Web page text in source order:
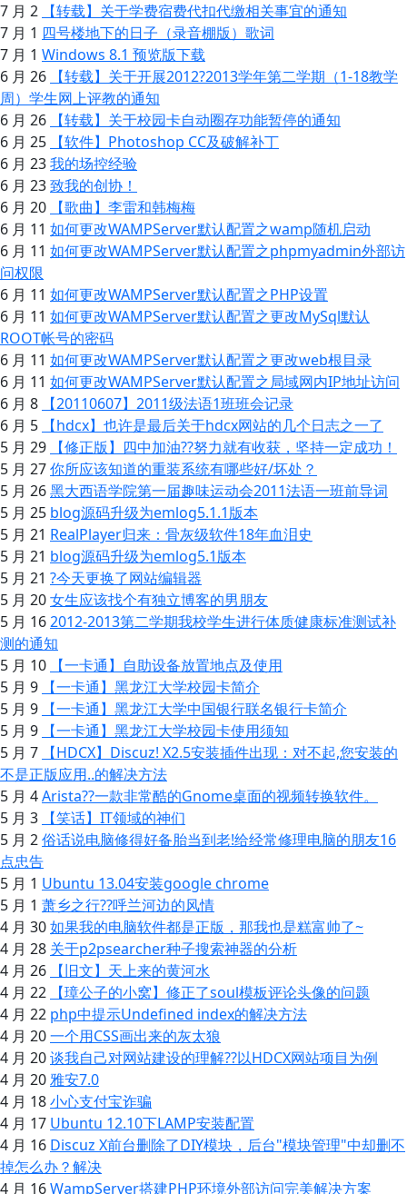
7 月 2
【转载】关于学费宿费代扣代缴相关事宜的通知
7 月 1 四号楼地下的日子（录音棚版）歌词
7 月 1 Windows 8.1 预览版下载
6 月 26
【转载】关于开展2012?2013学年第二学期（1-18教学
周）学生网上评教的通知
6 月 26
【转载】关于校园卡自动圈存功能暂停的通知
6 月 25
【软件】Photoshop CC及破解补丁
6 月 23我的场控经验
6 月 23致我的创协！
6 月 20
【歌曲】李雷和韩梅梅
6 月 11 如何更改WAMPServer默认配置之wamp随机启动
6 月 11 如何更改WAMPServer默认配置之phpmyadmin外部访
问权限
6 月 11 如何更改WAMPServer默认配置之PHP设置
6 月 11 如何更改WAMPServer默认配置之更改MySql默认
ROOT帐号的密码
6 月 11 如何更改WAMPServer默认配置之更改web根目录
6 月 11 如何更改WAMPServer默认配置之局域网内IP地址访问
6 月 8
【20110607】2011级法语1班班会记录
6 月 5
【hdcx】也许是最后关于hdcx网站的几个日志之一了
5 月 29
【修正版】四中加油??努力就有收获，坚持一定成功！
5 月 27你所应该知道的重装系统有哪些好/坏处？
5 月 26黑大西语学院第一届趣味运动会2011法语一班前导词
5 月 25 blog源码升级为emlog5.1.1版本
5 月 21 RealPlayer归来：骨灰级软件18年血泪史
5 月 21 blog源码升级为emlog5.1版本
5 月 21 ?今天更换了网站编辑器
5 月 20女生应该找个有独立博客的男朋友
5 月 162012-2013第二学期我校学生进行体质健康标准测试补
测的通知
5 月 10
【一卡通】自助设备放置地点及使用
5 月 9
【一卡通】黑龙江大学校园卡简介
5 月 9
【一卡通】黑龙江大学中国银行联名银行卡简介
5 月 9
【一卡通】黑龙江大学校园卡使用须知
5 月 7
【HDCX】Discuz! X2.5安装插件出现：对不起,您安装的
不是正版应用..的解决方法
5 月 4Arista??一款非常酷的Gnome桌面的视频转换软件。
5 月 3
【笑话】IT领域的神们
5 月 2俗话说电脑修得好备胎当到老!给经常修理电脑的朋友16
点忠告
5 月 1 Ubuntu 13.04安装google chrome
5 月 1 萧乡之行??呼兰河边的风情
4 月 30如果我的电脑软件都是正版，那我也是糕富帅了~
4 月 28 关于p2psearcher种子搜索神器的分析
4 月 26
【旧文】天上来的黄河水
4 月 22
【璋公子的小窝】修正了soul模板评论头像的问题
4 月 22 php中提示Undefined index的解决方法
4 月 20一个用CSS画出来的灰太狼
4 月 20谈我自己对网站建设的理解??以HDCX网站项目为例
4 月 20雅安7.0
4 月 18小心支付宝诈骗
4 月 17 Ubuntu 12.10下LAMP安装配置
4 月 16 Discuz X前台删除了DIY模块，后台"模块管理"中却删不
掉怎么办？解决
4 月 16WampServer搭建PHP环境外部访问完美解决方案